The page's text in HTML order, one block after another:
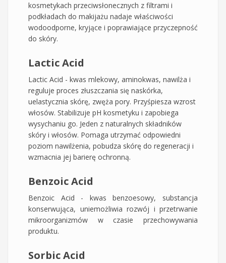
kosmetykach przeciwsłonecznych z filtrami i
podkładach do makijażu nadaje właściwości
wodoodporne, kryjące i poprawiające przyczepność
do skóry.
Lactic Acid
Lactic Acid - kwas mlekowy, aminokwas, nawilża i
reguluje proces złuszczania się naskórka,
uelastycznia skórę, zwęża pory. Przyśpiesza wzrost
włosów. Stabilizuje pH kosmetyku i zapobiega
wysychaniu go. Jeden z naturalnych składników
skóry i włosów. Pomaga utrzymać odpowiedni
poziom nawilżenia, pobudza skórę do regeneracji i
wzmacnia jej barierę ochronną.
Benzoic Acid
Benzoic Acid - kwas benzoesowy, substancja
konserwująca, uniemożliwia rozwój i przetrwanie
mikroorganizmów w czasie przechowywania
produktu.
Sorbic Acid